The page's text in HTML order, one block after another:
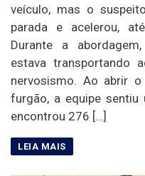
veículo, mas o
parada e acelerou,
Durante a
estava transportando
nervosismo. Ao abrir
furgão, a equipe
encontrou 276 […]